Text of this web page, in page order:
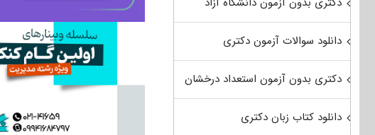
دانلود سوالات آزمون دکتری
دکتری بدون آزمون استعداد درخشان
دانلود کتاب زبان دکتری